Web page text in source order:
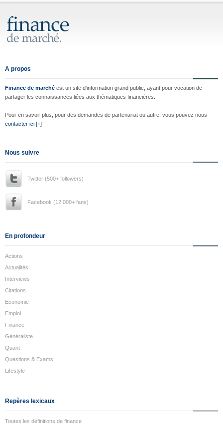
A propos
Finance de marché est un site d'information grand public, ayant pour vocation de
partager les connaissances liées aux thématiques financières.
Pour en savoir plus, pour des demandes de partenariat ou autre, vous pouvez nous
contacter ici [+]
Nous suivre
Twitter (500+ followers)
Facebook (12.000+ fans)
En profondeur
Actions
Actualités
Interviews
Citations
Economie
Emploi
Finance
Généraliste
Quant
Questions & Exams
Lifestyle
Repères lexicaux
Toutes les définitions de finance